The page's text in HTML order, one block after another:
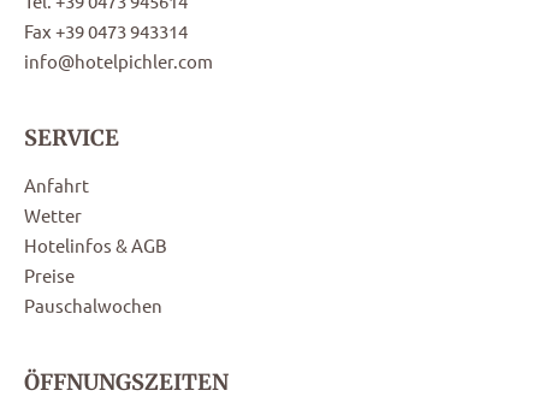
Fax +39 0473 943314
info@hotelpichler.com
SERVICE
Anfahrt
Wetter
Hotelinfos & AGB
Preise
Pauschalwochen
ÖFFNUNGSZEITEN